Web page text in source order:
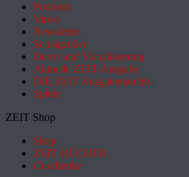
Podcasts
Video
Newsletter
Schlagzeilen
Daten und Visualisierung
Aktuelle ZEIT-Ausgabe
DIE ZEIT Ausgabenarchiv
Spiele
ZEIT Shop
Shop
ZEIT BÜCHER
Geschenke